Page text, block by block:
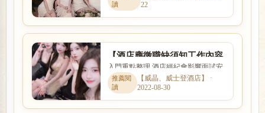
大經紀人放小姐到店家上班...
22
【酒店應徵職缺須知工作內容
諮詢】如何選擇酒店經紀人
呢？
入門重點整理 酒店經紀會影響面試安
排、工作介紹、薪資說明與新人安全
感。本文以「【酒店應徵職...
【威晶、威士登酒店】 ·
2022-08-30